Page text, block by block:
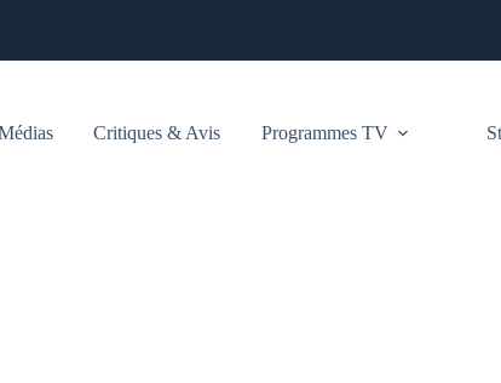
Critiques & Avis Programmes TV